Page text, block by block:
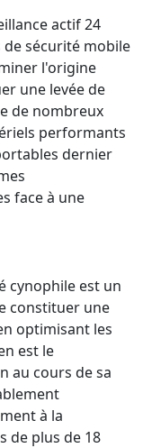
actif 24
sécurité mobile
l'origine
une levée de
de nombreux
performants
dernier
face à une
cynophile est un
constituer une
optimisant les
est le
au cours de sa
à la
de plus de 18